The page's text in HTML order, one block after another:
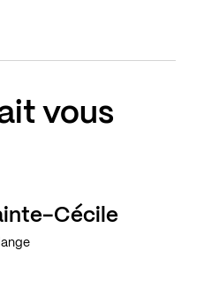
vous
Cécile